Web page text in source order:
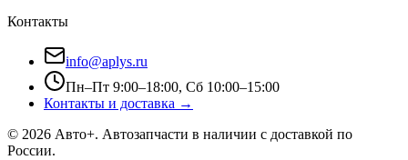
Контакты
info@aplys.ru
Пн–Пт 9:00–18:00, Сб 10:00–15:00
Контакты и доставка →
© 2026 Авто+. Автозапчасти в наличии с доставкой по
России.